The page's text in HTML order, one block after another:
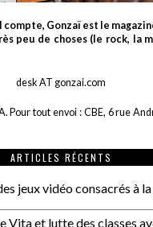
Gonzaï est le
peu de choses (le rock, la
desk AT gonzai.com
Pour tout envoi : CBE, 6 rue
ARTICLES RÉCENTS
jeux vidéo consacrés à
Vita et lutte des classes